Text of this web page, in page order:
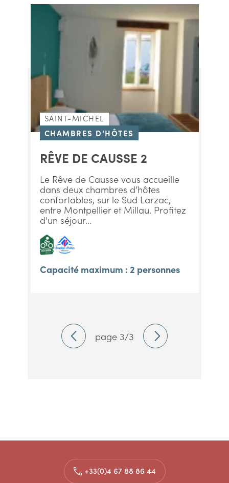
SAINT-MICHEL
CHAMBRES D'HÔTES
RÊVE DE CAUSSE 2
Le Rêve de Causse vous accueille
dans deux chambres d’hôtes
confortables, sur le Sud Larzac,
entre Montpellier et Millau. Profitez
d'un séjour...
Capacité maximum : 2 personnes
page 3/3
+33(0)4 67 88 86 44